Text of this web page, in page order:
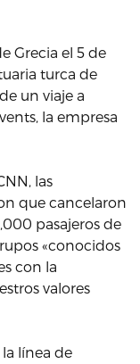
Grecia el 5 de
turca de
un viaje a
la empresa
las
que cancelaron
pasajeros de
«conocidos
con la
valores
la línea de